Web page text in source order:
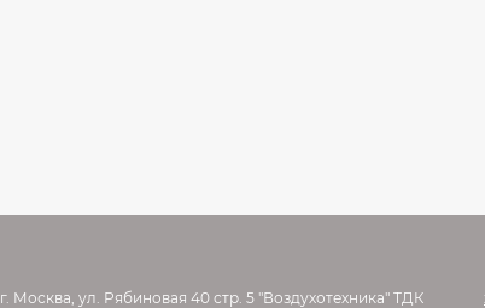
г. Москва, ул. Рябиновая 40 стр. 5 "Воздухотехника" ТДК